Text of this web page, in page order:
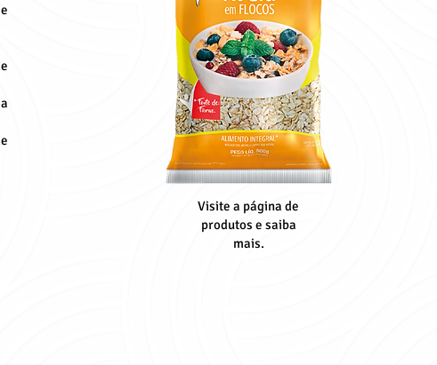
Visite a página de
produtos e saiba
mais.